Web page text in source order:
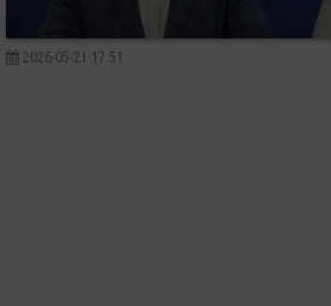
2026-05-21 17:51